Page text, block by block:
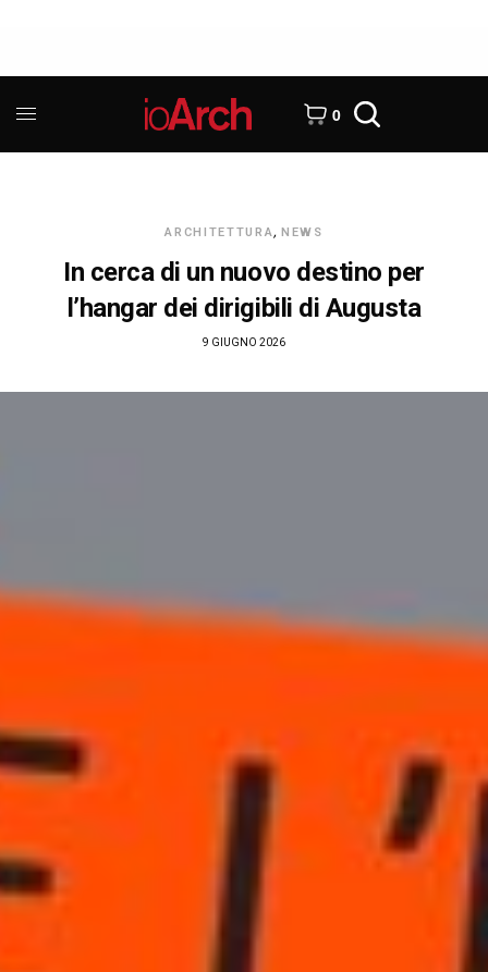
0
ARCHITETTURA, NEWS
In cerca di un nuovo destino per
l’hangar dei dirigibili di Augusta
9 GIUGNO 2026